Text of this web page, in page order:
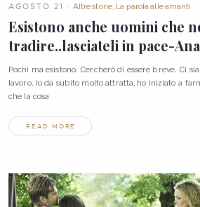
AGOSTO 21 Altre storie La parola alle amanti
Esistono anche uomini che
tradire..lasciateli in pace-
Pochi ma esistono. Cercherò di essere breve. Ci
lavoro. Io da subito molto attratta, ho iniziato a
che la cosa
READ MORE